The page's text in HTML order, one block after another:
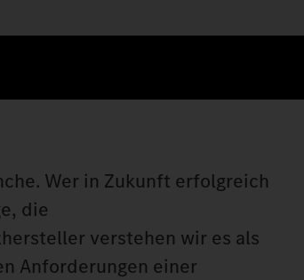
Wer in Zukunft erfolgreich
die
verstehen wir es als
Anforderungen einer